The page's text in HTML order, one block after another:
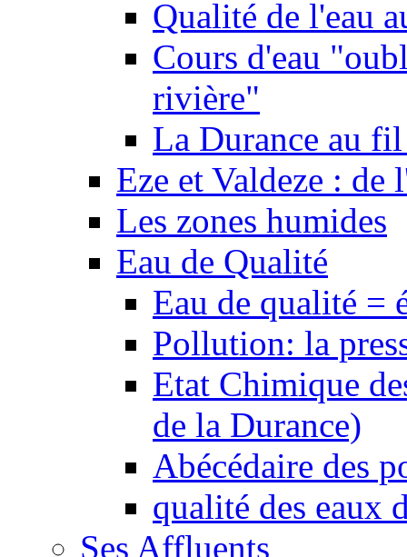
Qualité de l'eau
Cours d'eau
rivière"
La Durance au
Eze et Valdeze : de
Les zones humides
Eau de Qualité
Eau de qualité =
Pollution: la
Etat Chimique
de la Durance)
Abécédaire des
qualité des eaux
Ses Affluents